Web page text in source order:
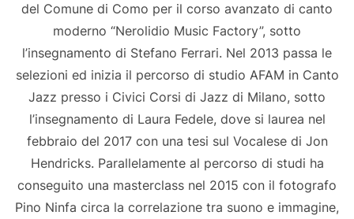
del Comune di Como per il corso avanzato di canto
moderno “Nerolidio Music Factory”, sotto
l’insegnamento di Stefano Ferrari. Nel 2013 passa le
selezioni ed inizia il percorso di studio AFAM in Canto
Jazz presso i Civici Corsi di Jazz di Milano, sotto
l’insegnamento di Laura Fedele, dove si laurea nel
febbraio del 2017 con una tesi sul Vocalese di Jon
Hendricks. Parallelamente al percorso di studi ha
conseguito una masterclass nel 2015 con il fotografo
Pino Ninfa circa la correlazione tra suono e immagine,